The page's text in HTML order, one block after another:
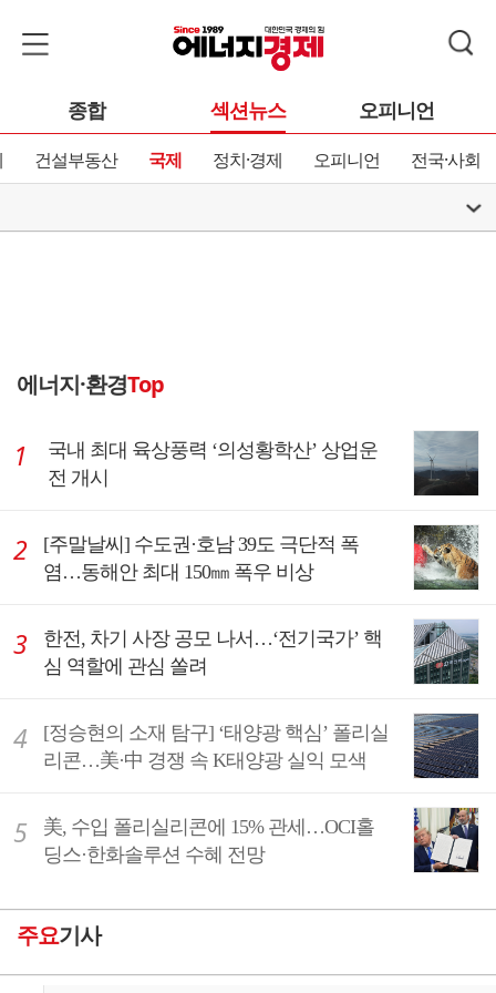
종합 섹션뉴스 오피니언
건설부동산 국제 정치·경제 오피니언 전국·사회
에너지·환경Top
국내 최대 육상풍력 ‘의성황학산’ 상업운
전 개시
[주말날씨] 수도권·호남 39도 극단적 폭
염…동해안 최대 150㎜ 폭우 비상
한전, 차기 사장 공모 나서…‘전기국가’ 핵
심 역할에 관심 쏠려
[정승현의 소재 탐구] ‘태양광 핵심’ 폴리실
리콘…美·中 경쟁 속 K태양광 실익 모색
美, 수입 폴리실리콘에 15% 관세…OCI홀
딩스·한화솔루션 수혜 전망
주요기사